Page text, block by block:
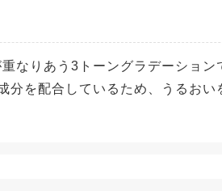
なりあう3トーングラデーション
分を配合しているため、うるおい